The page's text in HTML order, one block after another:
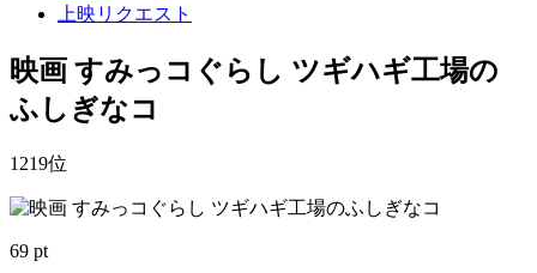
上映リクエスト
映画 すみっコぐらし ツギハギ工場の
ふしぎなコ
1219位
69 pt